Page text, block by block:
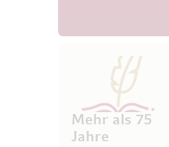
Mehr als 75
Jahre